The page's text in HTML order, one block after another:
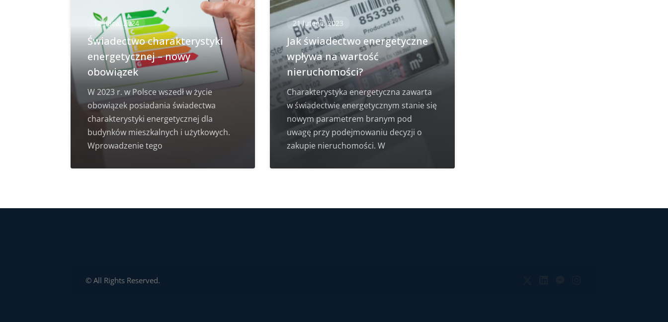
12 lipca, 2024
Świadectwo charakterystyki
energetycznej – nowy
obowiązek
W 2023 r. w Polsce wszedł w życie
obowiązek posiadania świadectwa
charakterystyki energetycznej dla
budynków mieszkalnych i użytkowych.
Wprowadzenie tego
21 lutego, 2023
Jak świadectwo energetyczne
wpływa na wartość
nieruchomości?
Charakterystyka energetyczna zawarta
w świadectwie energetycznym stanie się
nowym parametrem branym pod
uwagę przy podejmowaniu decyzji o
zakupie nieruchomości. W
© All Rights Reserved.